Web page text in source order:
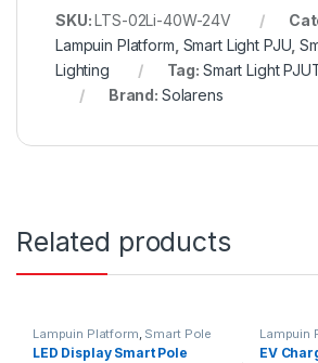
SKU:LTS-02Li-40W-24V
Lampuin Platform Smart Light PJU ,
Lighting
Tag: Smart Light
Brand: Solarens
Related products
Lampuin Platform Smart Pole
LED Display Smart Pole
Lampuin
EV